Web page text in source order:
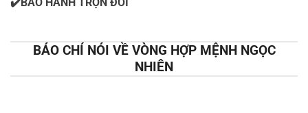
BÁO CHÍ NÓI VỀ VÒNG HỢP MỆNH NGỌC
NHIÊN